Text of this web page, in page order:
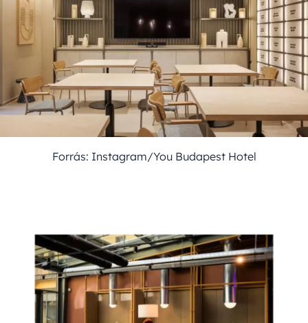
Forrás: Instagram/You Budapest Hotel